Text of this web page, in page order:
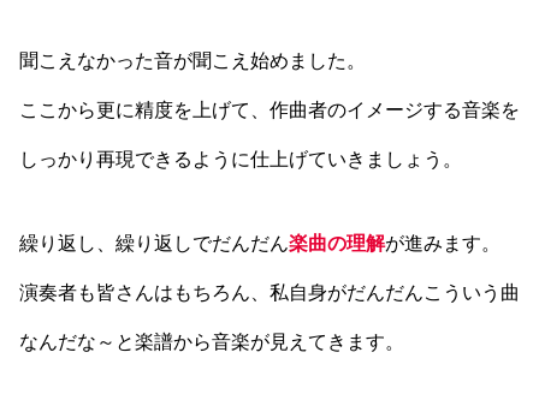
聞こえなかった音が聞こえ始めました。
ここから更に精度を上げて、作曲者のイメージする音楽を
しっかり再現できるように仕上げていきましょう。
繰り返し、繰り返しでだんだん楽曲の理解が進みます。
演奏者も皆さんはもちろん、私自身がだんだんこういう曲
なんだな～と楽譜から音楽が見えてきます。